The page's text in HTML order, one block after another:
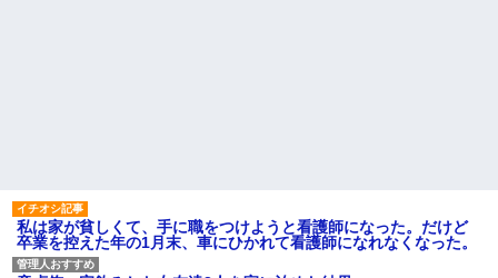
私「ちょっと、人の家の金庫
触らないでよ！」キチママ『そ
こに金庫があったから、開けて
みようとしただけ☆』義兄「泥
は出てけ！二度と来るな！」結
私は家が貧しくて、手に職をつけようと看護師になった。だけど
卒業を控えた年の1月末、車にひかれて看護師になれなくなった。